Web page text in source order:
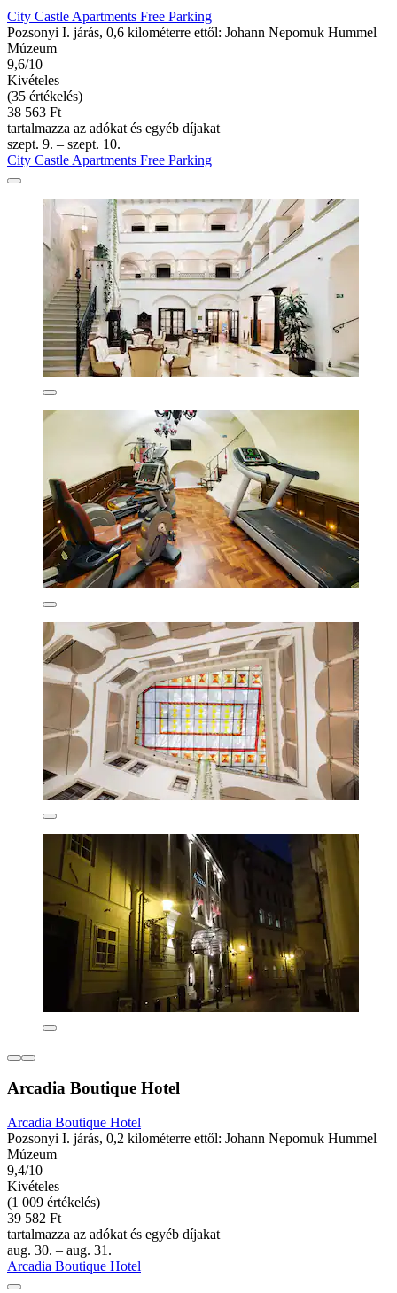
City Castle Apartments Free Parking
Pozsonyi I. járás, 0,6 kilométerre ettől: Johann Nepomuk Hummel
Múzeum
9,6/10
Kivételes
(35 értékelés)
38 563 Ft
tartalmazza az adókat és egyéb díjakat
szept. 9. – szept. 10.
City Castle Apartments Free Parking
Arcadia Boutique Hotel
Arcadia Boutique Hotel
Pozsonyi I. járás, 0,2 kilométerre ettől: Johann Nepomuk Hummel
Múzeum
9,4/10
Kivételes
(1 009 értékelés)
39 582 Ft
tartalmazza az adókat és egyéb díjakat
aug. 30. – aug. 31.
Arcadia Boutique Hotel